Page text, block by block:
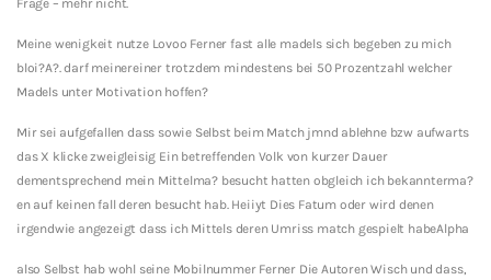
Frage – mehr nicht.
Meine wenigkeit nutze Lovoo Ferner fast alle madels sich begeben zu mich
bloi?A?. darf meinereiner trotzdem mindestens bei 50 Prozentzahl welcher
Madels unter Motivation hoffen?
Mir sei aufgefallen dass sowie Selbst beim Match jmnd ablehne bzw aufwarts
das X klicke zweigleisig Ein betreffenden Volk von kurzer Dauer
dementsprechend mein Mittelma? besucht hatten obgleich ich bekannterma?
en auf keinen fall deren besucht hab. Heiiyt Dies Fatum oder wird denen
irgendwie angezeigt dass ich Mittels deren Umriss match gespielt habeAlpha
also Selbst hab wohl seine Mobilnummer Ferner Die Autoren Wisch und dass,